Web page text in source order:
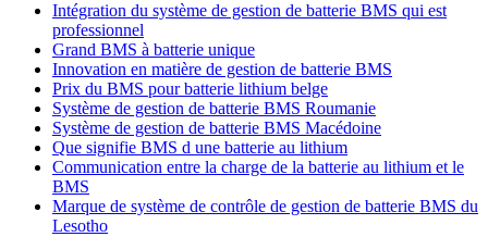
Intégration du système de gestion de batterie BMS qui est
professionnel
Grand BMS à batterie unique
Innovation en matière de gestion de batterie BMS
Prix du BMS pour batterie lithium belge
Système de gestion de batterie BMS Roumanie
Système de gestion de batterie BMS Macédoine
Que signifie BMS d une batterie au lithium
Communication entre la charge de la batterie au lithium et le
BMS
Marque de système de contrôle de gestion de batterie BMS du
Lesotho